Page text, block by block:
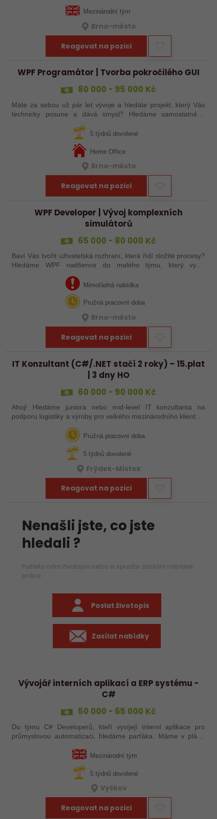
Mezinárodní tým
Brno-město
Reagovat na pozici
WPF Programátor | Tvorba pokročilého GUI
80 000 - 95 000 Kč
Máte za sebou už pár let vývoje a hledáte projekt, který Vás
technicky posune a dává smysl? Hledáme samostatného
vojenské simulátory.…
5 týdnů dovolené
Home Office
Brno-město
Reagovat na pozici
WPF Developer | Vývoj komplexních
simulátorů
65 000 - 80 000 Kč
Baví Vás tvořit uživatelská rozhraní, která řídí složité procesy?
Hledáme WPF nadšence do malého týmu, který vyvíjí
pokročilé desktopové simulátory. Zapomeňte na nudné
formuláře. Budete pracovat na…Mimořádná nabídka
Pružná pracovní doba
Brno-město
Reagovat na pozici
IT Konzultant (C#/.NET stačí 2 roky) – 15.plat
| 3 dny HO
60 000 - 90 000 Kč
Ahoj! Hledáme juniora nebo mid-level IT konzultanta na
podporu logistiky a výroby pro velkého mezinárodního klienta v
Pružná pracovní doba
5 týdnů dovolené
Frýdek-Místek
Reagovat na pozici
Nenašli jste, co jste
hledali ?
Pošlete nám životopis nebo si spusťte zasílání nabídek
práce
Poslat životopis
Zasílat nabídky
Vývojář interních aplikací a ERP systému -
C#
50 000 - 65 000 Kč
Do týmu C# Developerů, kteří vyvíjejí interní aplikace pro
průmyslovou automatizaci, hledáme parťáka. Máme v plánu
na Microsoftích technologiích.…Mezinárodní tým
5 týdnů dovolené
Vyškov
Reagovat na pozici